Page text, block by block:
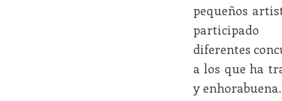
pequeños
diferentes
a los que ha
y enhorabuena.